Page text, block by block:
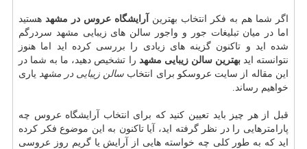
اگر شما هم به فکر انتخاب بهترین آرایشگاه عروس در مشهد هستید
اما در میان تبلیغات جور و واجور سالن های زیبایی مشهد سردرگم
شده اید و تاکنون گزینه های زیادی را بررسی کرده اید اما هنوز
نتوانسته ایدبهترین سالن زیبایی مشهد را تشخیص دهید، ما به شما در
این مقاله از سایت عروسکو برای انتخاب سالن زیبایی در مشهد یاری
خواهیم رساند.
قبل از هر چیز باید تعیین کنید که برای انتخاب آرایشگاه عروس چه
پارامترهایی را در نظر گرفته اید، آیا تاکنون به این موضوع فکر کرده
اید که به طور کلی چه خواسته هایی از آرایش یا گریم روز عروسی